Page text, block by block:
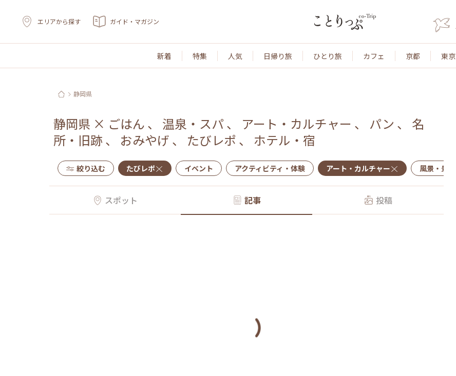
エリアから探す ガイド・マガジン
新着 特集 人気 日帰り旅 ひとり旅 カフェ 京都 東京
静岡県
静岡県 × ごはん 、 温泉・スパ 、 アート・カルチャー 、 パン 、 名
所・旧跡 、 おみやげ 、 たびレポ 、 ホテル・宿
絞り込む たびレポ イベント アクティビティ・体験 アート・カルチャー 風景・景色
スポット 記事 投稿